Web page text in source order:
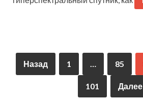
Назад 1 … 85
101 Далее